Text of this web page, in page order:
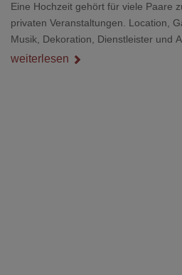
Eine Hochzeit gehört für viele Paare
privaten Veranstaltungen. Location,
Musik, Dekoration, Dienstleister und
zusammenpassen, damit der Tag gut
weiterlesen